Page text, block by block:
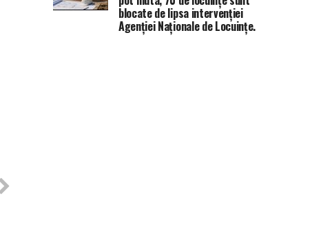
blocate de lipsa intervenției
Agenției Naționale de Locuințe.